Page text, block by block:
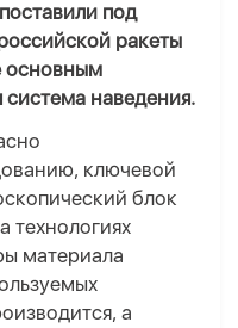
под
ракеты
основным
наведения.
ключевой
блок
технологиях
материала
а